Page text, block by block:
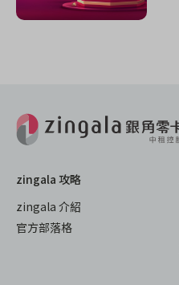
zingala 攻略
zingala 介紹
官方部落格